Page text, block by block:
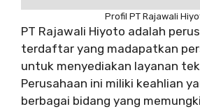
Profil PT Rajawali
PT Rajawali Hiyoto adalah
terdaftar yang madapatkan
untuk menyediakan layanan
Perusahaan ini miliki keahlian
berbagai bidang yang